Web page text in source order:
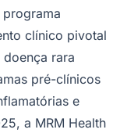
clínico pivotal
rara
pré-clínicos
e
a MRM Health